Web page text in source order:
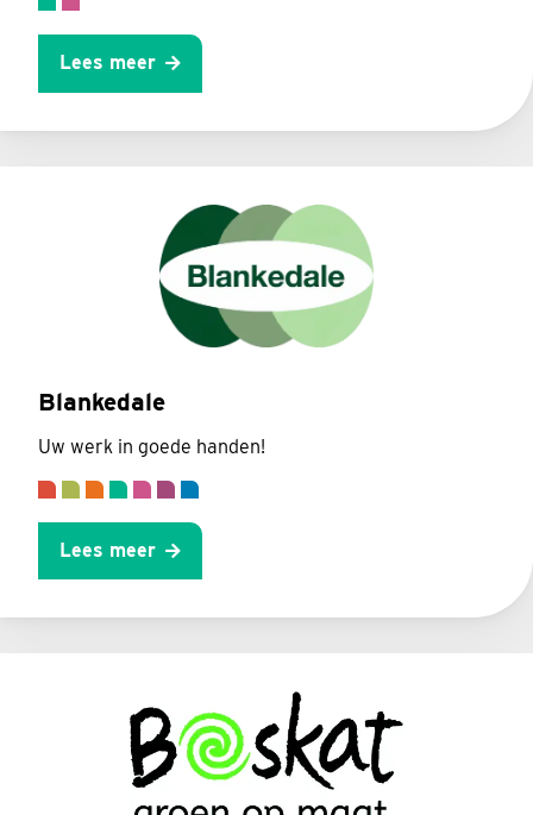
Lees meer
Blankedale
Uw werk in goede handen!
Lees meer